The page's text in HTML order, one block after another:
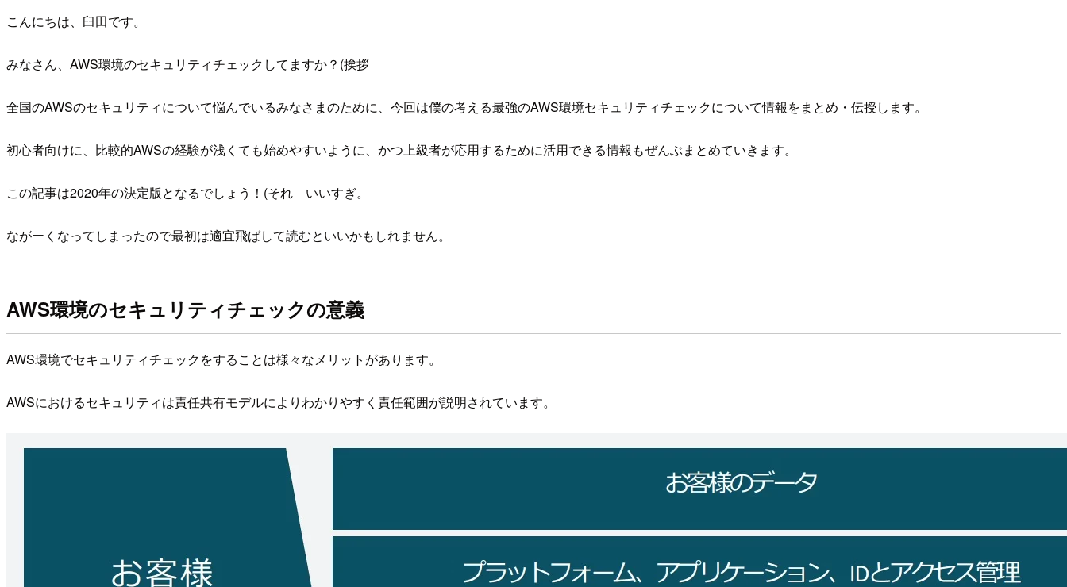
こんにちは、臼田です。
みなさん、AWS環境のセキュリティチェックしてますか？(挨拶
全国のAWSのセキュリティについて悩んでいるみなさまのために、今回は僕の考える最強のAWS環境セキュリティチェックについて情報をまとめ・伝授します。
初心者向けに、比較的AWSの経験が浅くても始めやすいように、かつ上級者が応用するために活用できる情報もぜんぶまとめていきます。
この記事は2020年の決定版となるでしょう！(それ いいすぎ。
ながーくなってしまったので最初は適宜飛ばして読むといいかもしれません。
AWS環境のセキュリティチェックの意義
AWS環境でセキュリティチェックをすることは様々なメリットがあります。
AWSにおけるセキュリティは責任共有モデルによりわかりやすく責任範囲が説明されています。